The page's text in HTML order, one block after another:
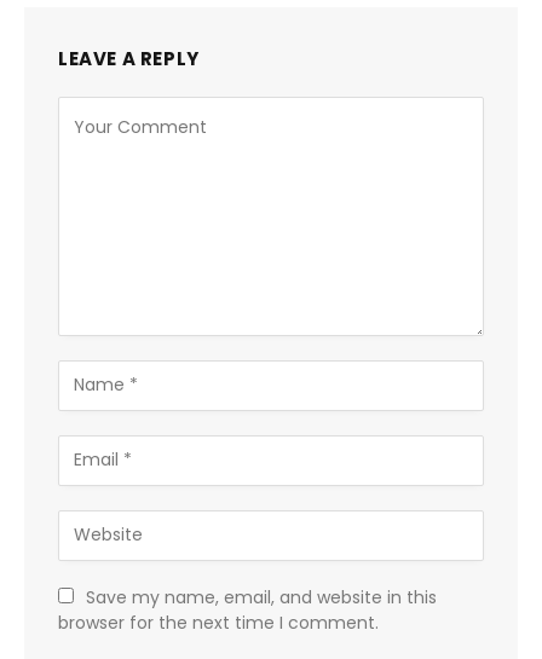
LEAVE A REPLY
Save my name, email, and website in this
browser for the next time I comment.